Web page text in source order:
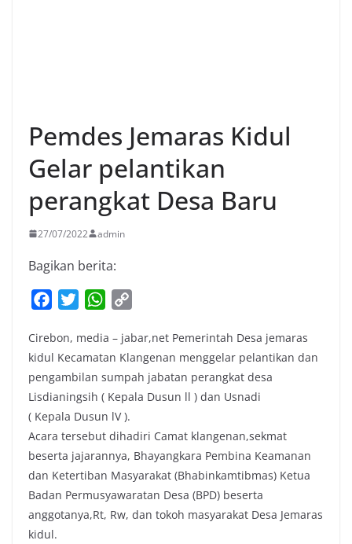
Pemdes Jemaras Kidul
Gelar pelantikan
perangkat Desa Baru
27/07/2022 admin
Bagikan berita:
c
e
b
o
o
k
i
t
t
e
r
W
a
t
s
A
p
p
p
y
L
i
k
Cirebon, media – jabar,net Pemerintah Desa jemaras
kidul Kecamatan Klangenan menggelar pelantikan dan
pengambilan sumpah jabatan perangkat desa
Lisdianingsih ( Kepala Dusun ll ) dan Usnadi
( Kepala Dusun lV ).
Acara tersebut dihadiri Camat klangenan,sekmat
beserta jajarannya, Bhayangkara Pembina Keamanan
dan Ketertiban Masyarakat (Bhabinkamtibmas) Ketua
Badan Permusyawaratan Desa (BPD) beserta
anggotanya,Rt, Rw, dan tokoh masyarakat Desa Jemaras
kidul.